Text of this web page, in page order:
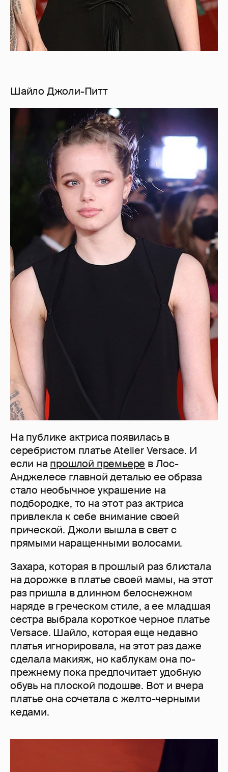
Шайло Джоли-Питт
На публике актриса появилась в
серебристом платье Atelier Versace. И
если на прошлой премьере в Лос-
Анджелесе главной деталью ее образа
стало необычное украшение на
подбородке, то на этот раз актриса
привлекла к себе внимание своей
прической. Джоли вышла в свет с
прямыми наращенными волосами.
Захара, которая в прошлый раз блистала
на дорожке в платье своей мамы, на этот
раз пришла в длинном белоснежном
наряде в греческом стиле, а ее младшая
сестра выбрала короткое черное платье
Versace. Шайло, которая еще недавно
платья игнорировала, на этот раз даже
сделала макияж, но каблукам она по-
прежнему пока предпочитает удобную
обувь на плоской подошве. Вот и вчера
платье она сочетала с желто-черными
кедами.